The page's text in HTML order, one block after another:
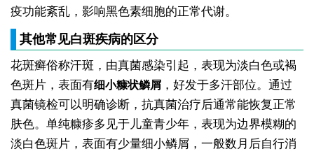
疫功能紊乱，影响黑色素细胞的正常代谢。
其他常见白斑疾病的区分
花斑癣俗称汗斑，由真菌感染引起，表现为淡白色或褐
色斑片，表面有细小糠状鳞屑，好发于多汗部位。通过
真菌镜检可以明确诊断，抗真菌治疗后通常能恢复正常
肤色。单纯糠疹多见于儿童青少年，表现为边界模糊的
淡白色斑片，表面有少量细小鳞屑，一般数月后自行消